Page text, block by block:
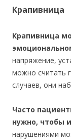
Крапивница
Крапивница
напряжение,
можно считать
случаев, они
Часто
нужно, чтобы
нарушениями